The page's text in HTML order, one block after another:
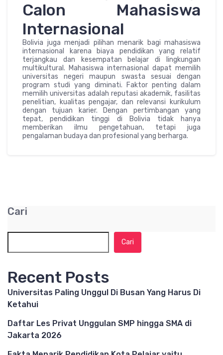
Calon Mahasiswa
Internasional
Bolivia juga menjadi pilihan menarik bagi mahasiswa
internasional karena biaya pendidikan yang relatif
terjangkau dan kesempatan belajar di lingkungan
multikultural. Mahasiswa internasional dapat memilih
universitas negeri maupun swasta sesuai dengan
program studi yang diminati. Faktor penting dalam
memilih universitas adalah reputasi akademik, fasilitas
penelitian, kualitas pengajar, dan relevansi kurikulum
dengan tujuan karier. Dengan pertimbangan yang
tepat, pendidikan tinggi di Bolivia tidak hanya
memberikan ilmu pengetahuan, tetapi juga
pengalaman budaya dan profesional yang berharga.
Cari
Cari
Recent Posts
Universitas Paling Unggul Di Busan Yang Harus Di
Ketahui
Daftar Les Privat Unggulan SMP hingga SMA di
Jakarta 2026